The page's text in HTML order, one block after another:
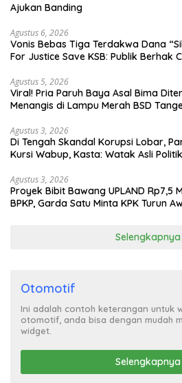
Ajukan Banding
Agustus 6, 2026
Vonis Bebas Tiga Terdakwa Dana
For Justice Save KSB: Publik Berhak
Agustus 5, 2026
Viral! Pria Paruh Baya Asal Bima
Menangis di Lampu Merah BSD
Agustus 3, 2026
Di Tengah Skandal Korupsi Lobar,
Kursi Wabup, Kasta: Watak Asli
Agustus 3, 2026
Proyek Bibit Bawang UPLAND Rp7,5
BPKP, Garda Satu Minta KPK Turun
Selengkapnya
Otomotif
Ini adalah contoh keterangan untuk
otomotif, anda bisa dengan mudah
widget.
Selengkapnya